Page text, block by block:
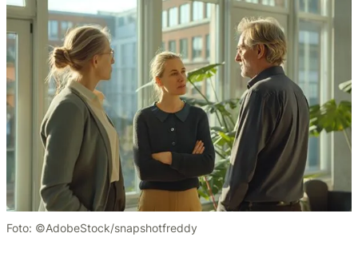
Foto: ©AdobeStock/snapshotfreddy